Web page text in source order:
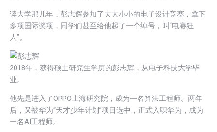
读大学那几年，彭志辉参加了大大小小的电子设计竞赛，拿下
多项国际奖项，同学们甚至给他起了一个绰号，叫“电赛狂
人”。
2018年，获得硕士研究生学历的彭志辉，从电子科技大学毕
业。
他先是进入了OPPO上海研究院，成为一名算法工程师。两年
后，又被华为“天才少年计划”项目选中，正式入职华为，成为
一名AI工程师。